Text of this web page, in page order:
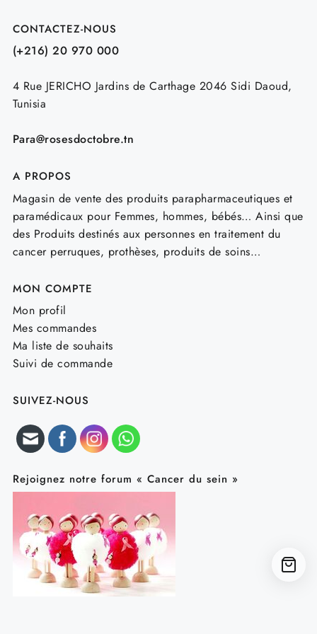
CONTACTEZ-NOUS
(+216) 20 970 000
4 Rue JERICHO Jardins de Carthage 2046 Sidi Daoud,
Tunisia
Para@rosesdoctobre.tn
A PROPOS
Magasin de vente des produits parapharmaceutiques et
paramédicaux pour Femmes, hommes, bébés… Ainsi que
des Produits destinés aux personnes en traitement du
cancer perruques, prothèses, produits de soins…
MON COMPTE
Mon profil
Mes commandes
Ma liste de souhaits
Suivi de commande
SUIVEZ-NOUS
Rejoignez notre forum « Cancer du sein »